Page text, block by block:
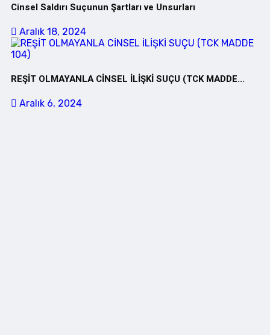
Cinsel Saldırı Suçunun Şartları ve Unsurları
Aralık 18, 2024
REŞİT OLMAYANLA CİNSEL İLİŞKİ SUÇU (TCK MADDE...
Aralık 6, 2024